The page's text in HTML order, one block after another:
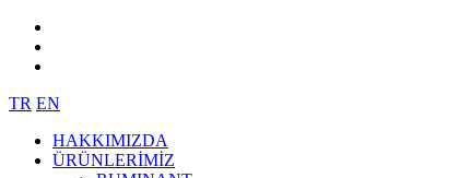
TR EN
HAKKIMIZDA
ÜRÜNLERİMİZ